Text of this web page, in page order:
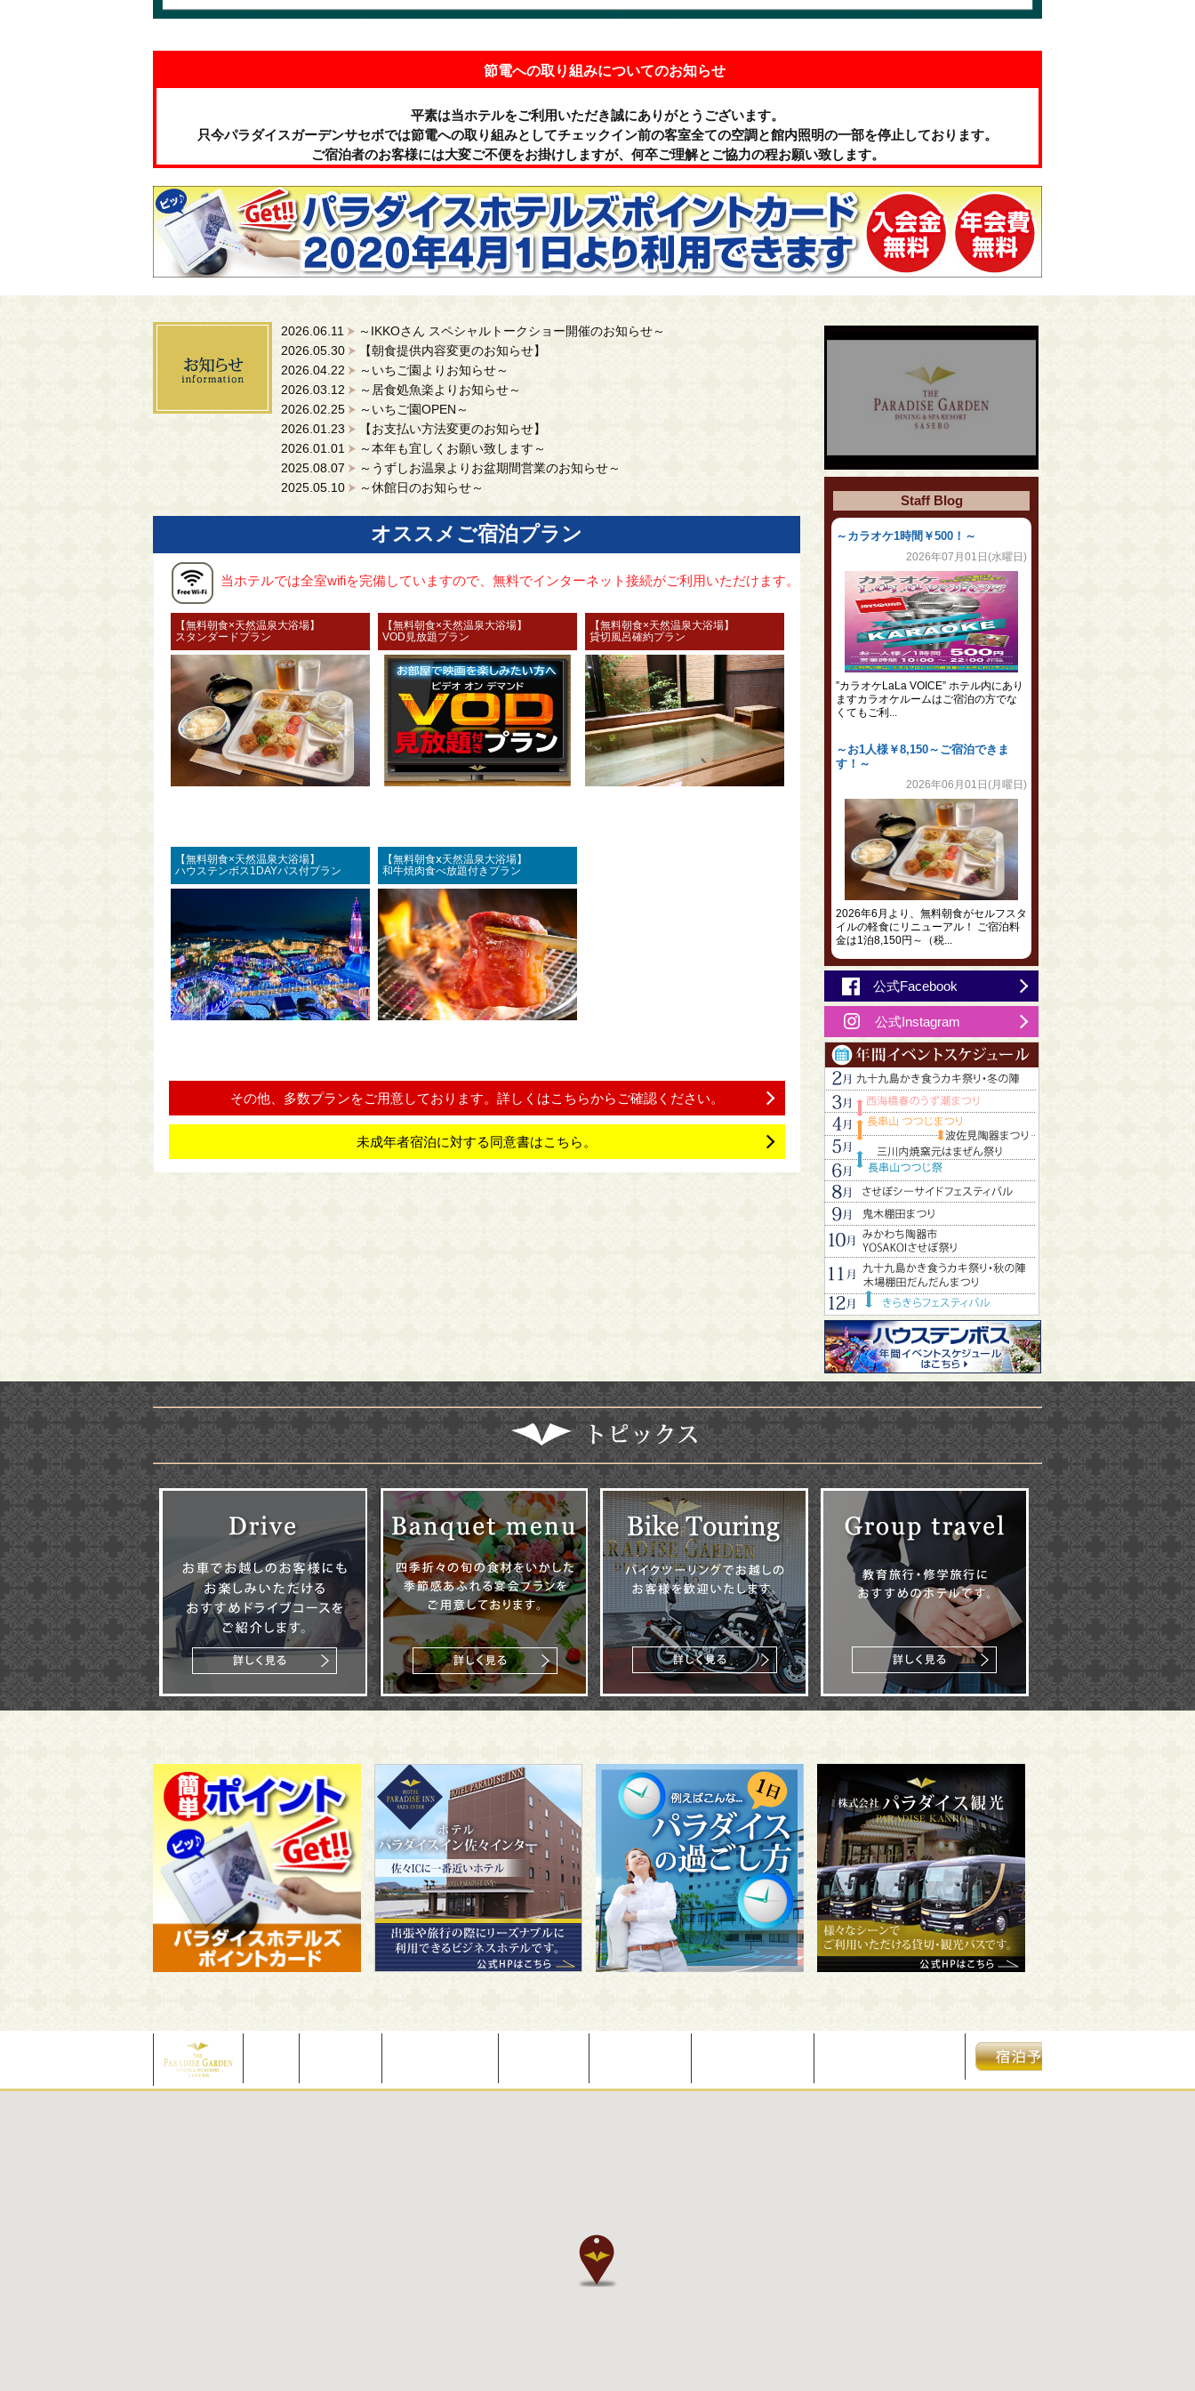
節電への取り組みについてのお知らせ
平素は当ホテルをご利用いただき誠にありがとうございます。
只今パラダイスガーデンサセボでは節電への取り組みとしてチェックイン前の客室全ての空調と館内照明の一部を停止しております。
ご宿泊者のお客様には大変ご不便をお掛けしますが、何卒ご理解とご協力の程お願い致します。
2026.06.11
～IKKOさん スペシャルトークショー開催のお知らせ～
2026.05.30
【朝食提供内容変更のお知らせ】
2026.04.22
～いちご園よりお知らせ～
2026.03.12
～居食処魚楽よりお知らせ～
2026.02.25
～いちご園OPEN～
2026.01.23
【お支払い方法変更のお知らせ】
2026.01.01
～本年も宜しくお願い致します～
2025.08.07
～うずしお温泉よりお盆期間営業のお知らせ～
2025.05.10
～休館日のお知らせ～
オススメご宿泊プラン
当ホテルでは全室wifiを完備していますので、無料でインターネット接続がご利用いただけます。
【無料朝食×天然温泉大浴場】
スタンダードプラン
【無料朝食×天然温泉大浴場】
VOD見放題プラン
【無料朝食×天然温泉大浴場】
貸切風呂確約プラン
【無料朝食×天然温泉大浴場】
ハウステンボス1DAYパス付プラン
【無料朝食ⅹ天然温泉大浴場】
和牛焼肉食べ放題付きプラン
その他、多数プランをご用意しております。詳しくはこちらからご確認ください。
未成年者宿泊に対する同意書はこちら。
Staff Blog
～カラオケ1時間￥500！～
2026年07月01日(水曜日)
”カラオケLaLa VOICE” ホテル内にあり
ますカラオケルームはご宿泊の方でな
くてもご利...
～お1人様￥8,150～ご宿泊できま
す！～
2026年06月01日(月曜日)
2026年6月より、無料朝食がセルフスタ
イルの軽食にリニューアル！ ご宿泊料
金は1泊8,150円～（税...
公式Facebook
公式Instagram